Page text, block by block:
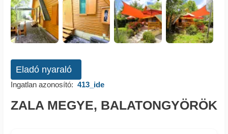
Eladó nyaraló
Ingatlan azonosító: 413_ide
ZALA MEGYE, BALATONGYÖRÖK